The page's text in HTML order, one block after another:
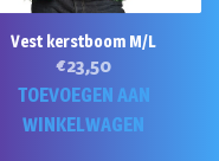
Vest kerstboom M/L
€23,50
TOEVOEGEN AAN
WINKELWAGEN